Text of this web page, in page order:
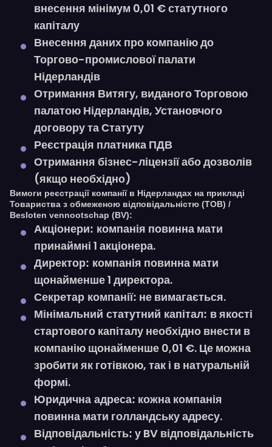
внесення мінімум 0,01 € статутного
капіталу
Внесення даних про компанію до
Торгово-промислової палати
Нідерландів
Отримання Витягу, виданого Торговою
палатою Нідерландів, Установчого
договору та Статуту
Реєстрація платника ПДВ
Отримання бізнес-ліцензії або дозволів
(якщо необхідно)
Вимоги реєстрації компанії в Нідерландах на прикладі
Товариства з обмеженою відповідальністю (ТОВ) /
Besloten vennootschap (BV):
Акціонери: компанія повинна мати
принаймні 1 акціонера.
Директор: компанія повинна мати
щонайменше 1 директора.
Секретар компанії: не вимагається.
Мінімальний статутний капітал: в якості
стартового капіталу необхідно внести в
компанію щонайменше 0,01 €. Це можна
зробити як готівкою, так і в натуральній
формі.
Юридична адреса: кожна компанія
повинна мати голландську адресу.
Відповідальність: у BV відповідальність